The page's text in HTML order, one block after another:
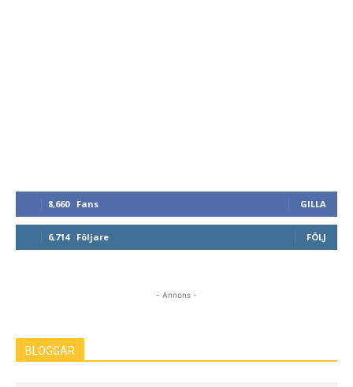
8,660 Fans GILLA
6,714 Följare FÖLJ
- Annons -
BLOGGAR